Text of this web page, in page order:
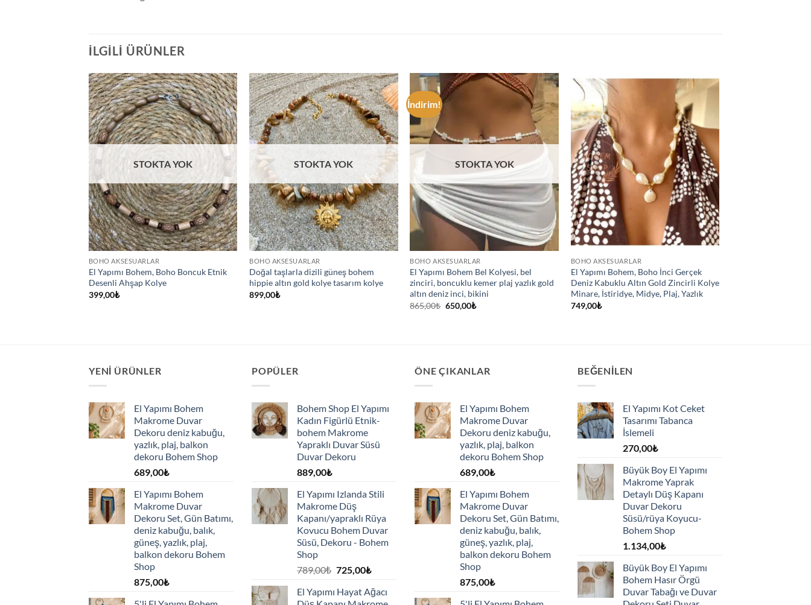
İLGILI ÜRÜNLER
STOKTA YOK
BOHO AKSESUARLAR
El Yapımı Bohem, Boho Boncuk Etnik
Desenli Ahşap Kolye
399,00₺
STOKTA YOK
BOHO AKSESUARLAR
Doğal taşlarla dizili güneş bohem
hippie altın gold kolye tasarım kolye
899,00₺
İndirim!
STOKTA YOK
BOHO AKSESUARLAR
El Yapımı Bohem Bel Kolyesi, bel
zinciri, boncuklu kemer plaj yazlık gold
altın deniz inci, bikini
865,00₺ Orijinal
fiyat:
650,00₺Şu
BOHO AKSESUARLAR
El Yapımı Bohem, Boho İnci Gerçek
Deniz Kabuklu Altın Gold Zincirli Kolye
Minare, İstiridye, Midye, Plaj, Yazlık
749,00₺
YENI ÜRÜNLER
El Yapımı Bohem
Makrome Duvar
Dekoru deniz kabuğu,
yazlık, plaj, balkon
dekoru Bohem Shop
689,00₺
El Yapımı Bohem
Makrome Duvar
Dekoru Set, Gün Batımı,
deniz kabuğu, balık,
güneş, yazlık, plaj,
balkon dekoru Bohem
Shop
875,00₺
POPÜLER
Bohem Shop El Yapımı
Kadın Figürlü Etnik-
bohem Makrome
Yapraklı Duvar Süsü
Duvar Dekoru
889,00₺
El Yapımı Izlanda Stili
Makrome Düş
Kapanı/yapraklı Rüya
Kovucu Bohem Duvar
Süsü, Dekoru - Bohem
Shop
789,00₺ Orijinal
789,00₺.
725,00₺Şu
fiyat:
El Yapımı Hayat Ağacı
ÖNE ÇIKANLAR
El Yapımı Bohem
Makrome Duvar
Dekoru deniz kabuğu,
yazlık, plaj, balkon
dekoru Bohem Shop
689,00₺
El Yapımı Bohem
Makrome Duvar
Dekoru Set, Gün Batımı,
deniz kabuğu, balık,
güneş, yazlık, plaj,
balkon dekoru Bohem
Shop
875,00₺
BEĞENILEN
El Yapımı Kot Ceket
Tasarımı Tabanca
İslemeli
270,00₺
Büyük Boy El Yapımı
Makrome Yaprak
Detaylı Düş Kapanı
Duvar Dekoru
Süsü/rüya Koyucu-
Bohem Shop
1.134,00₺
Büyük Boy El Yapımı
Bohem Hasır Örgü
Duvar Tabağı ve Duvar